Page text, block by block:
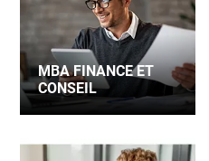
MBA FINANCE ET
CONSEIL